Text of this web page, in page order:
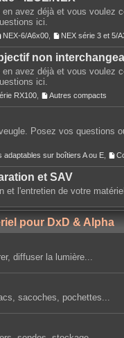
avez déjà et vous voulez
ici.
NEX-6/A6x00 NEX série 3 et 5/
non
avez déjà et vous voulez
ici.
RX100 Autres compacts
Posez vos questions
adaptables sur boîtiers A ou E
et SAV
et l'entretien de votre
pour DxD & Alpha
diffuser la lumière...
sacoches, pochettes...